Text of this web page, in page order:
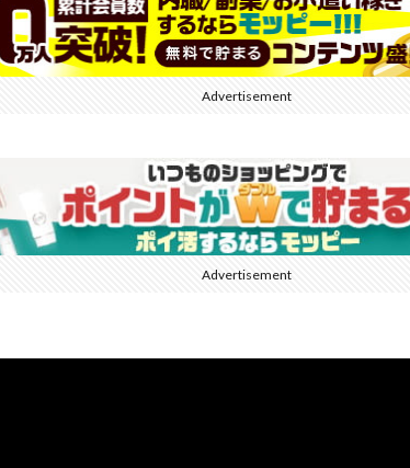
Advertisement
Advertisement